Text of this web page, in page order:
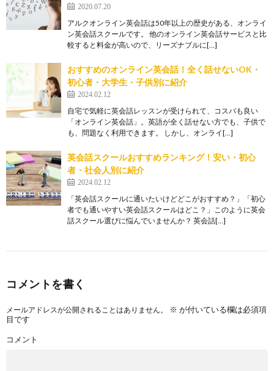
2020.07.20
アルクオンライン英会話は50年以上の歴史がある、オンライ
ン英会話スクールです。 他のオンライン英会話サービスと比
較すると料金が高いので、リーズナブルに[…]
おすすめのオンライン英会話！全く話せないOK・
初心者・大学生・子供別に紹介
2024.02.12
自宅で気軽に英会話レッスンが受けられて、コスパも良い
「オンライン英会話」。英語が全く話せない方でも、子供で
も、問題なく利用できます。 しかし、オンライ[…]
英会話スクールおすすめランキング！安い・初心
者・社会人別に紹介
2024.02.12
「英会話スクールに通いたいけどどこがおすすめ？」「初心
者でも通いやすい英会話スクールはどこ？」このように英会
話スクール選びに悩んでいませんか？ 英会話[…]
コメントを書く
メールアドレスが公開されることはありません。 ※ が付いている欄は必須項
目です
コメント